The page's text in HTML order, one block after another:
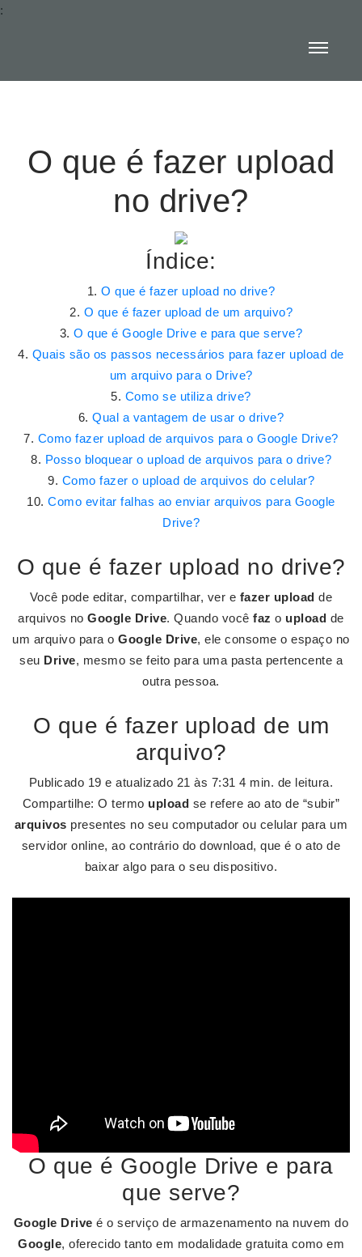
:
O que é fazer upload
no drive?
Índice:
O que é fazer upload no drive?
O que é fazer upload de um arquivo?
O que é Google Drive e para que serve?
Quais são os passos necessários para fazer upload de
um arquivo para o Drive?
Como se utiliza drive?
Qual a vantagem de usar o drive?
Como fazer upload de arquivos para o Google Drive?
Posso bloquear o upload de arquivos para o drive?
Como fazer o upload de arquivos do celular?
Como evitar falhas ao enviar arquivos para Google
Drive?
O que é fazer upload no drive?
Você pode editar, compartilhar, ver e fazer upload de
arquivos noGoogle Drive. Quando vocêfaz o upload de
um arquivo para oGoogle Drive, ele consome o espaço no
seu Drive, mesmo se feito para uma pasta pertencente a
outra pessoa.
O que é fazer upload de um
arquivo?
Publicado 19 e atualizado 21 às 7:31 4 min. de leitura.
Compartilhe: O termo upload se refere ao ato de “subir”
arquivos presentes no seu computador ou celular para um
servidor online, ao contrário do download, que é o ato de
baixar algo para o seu dispositivo.
O que é Google Drive e para
que serve?
Google Drive é o serviço de armazenamento na nuvem do
Google, oferecido tanto em modalidade gratuita como em